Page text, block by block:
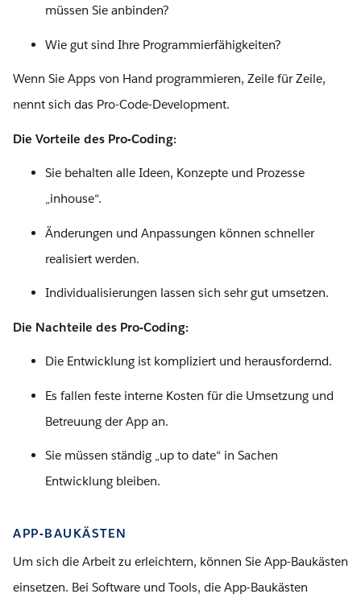
müssen Sie anbinden?
Wie gut sind Ihre Programmierfähigkeiten?
Wenn Sie Apps von Hand programmieren, Zeile für Zeile,
nennt sich das Pro-Code-Development.
Die Vorteile des Pro-Coding:
Sie behalten alle Ideen, Konzepte und Prozesse
„inhouse“.
Änderungen und Anpassungen können schneller
realisiert werden.
Individualisierungen lassen sich sehr gut umsetzen.
Die Nachteile des Pro-Coding:
Die Entwicklung ist kompliziert und herausfordernd.
Es fallen feste interne Kosten für die Umsetzung und
Betreuung der App an.
Sie müssen ständig „up to date“ in Sachen
Entwicklung bleiben.
APP-BAUKÄSTEN
Um sich die Arbeit zu erleichtern, können Sie App-Baukästen
einsetzen. Bei Software und Tools, die App-Baukästen